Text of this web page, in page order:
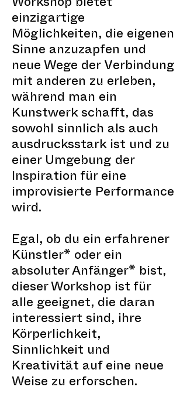
Workshop bietet
einzigartige
Möglichkeiten, die eigenen
Sinne anzuzapfen und
neue Wege der Verbindung
mit anderen zu erleben,
während man ein
Kunstwerk schafft, das
sowohl sinnlich als auch
ausdrucksstark ist und zu
einer Umgebung der
Inspiration für eine
improvisierte Performance
wird.
Egal, ob du ein erfahrener
Künstler* oder ein
absoluter Anfänger* bist,
dieser Workshop ist für
alle geeignet, die daran
interessiert sind, ihre
Körperlichkeit,
Sinnlichkeit und
Kreativität auf eine neue
Weise zu erforschen.